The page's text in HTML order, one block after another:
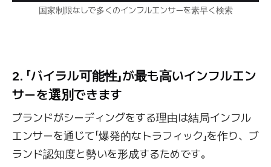
国家制限なしで多くのインフルエンサーを素早く検索
2. 「バイラル可能性」が最も高いインフルエン
サーを選別できます
ブランドがシーディングをする理由は結局インフル
エンサーを通じて「爆発的なトラフィック」を作り、ブ
ランド認知度と勢いを形成するためです。